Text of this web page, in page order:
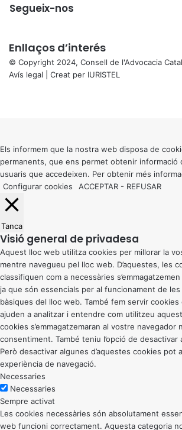
Segueix-nos
Enllaços d’interés
© Copyright 2024, Consell de l'Advocacia
Avís legal | Creat per IURISTEL
button
Els informem que la nostra web disposa de
permanents, que ens permet obtenir informació
usuaris que accedeixen. Per obtenir més
Configurar cookies
ACCEPTAR - REFUSAR
Tanca
Visió general de privadesa
Aquest lloc web utilitza cookies per millorar la
mentre navegueu pel lloc web. D’aquestes, les
classifiquen com a necessàries
ja que són essencials per al funcionament de
bàsiques del lloc web. També fem servir
ajuden a analitzar i entendre com utilitzeu
cookies s’emmagatzemaran al vostre navegador
consentiment. També teniu l’opció de desactivar
Però desactivar algunes d’aquestes cookies pot
experiència de navegació.
Necessaries
Necessaries
Sempre activat
Les cookies necessàries són absolutament
web funcioni correctament. Aquesta categoria